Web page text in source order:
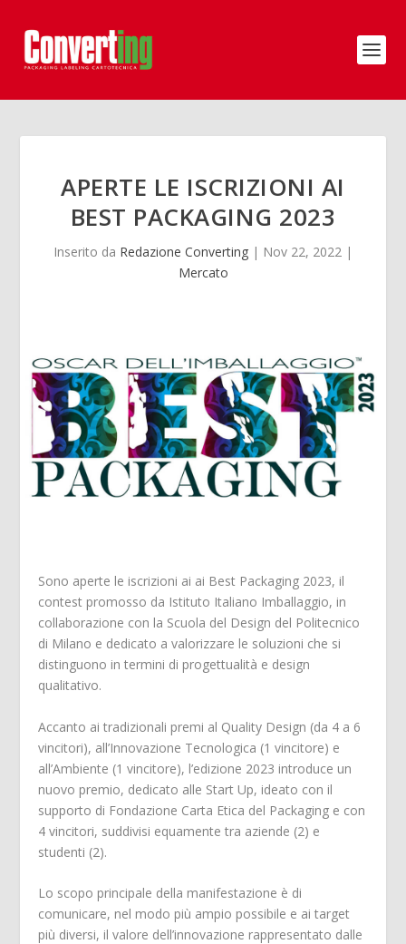
APERTE LE ISCRIZIONI AI
BEST PACKAGING 2023
Inserito da Redazione Converting | Nov 22, 2022 |
Mercato
Sono aperte le iscrizioni ai ai Best Packaging 2023, il
contest promosso da Istituto Italiano Imballaggio, in
collaborazione con la Scuola del Design del Politecnico
di Milano e dedicato a valorizzare le soluzioni che si
distinguono in termini di progettualità e design
qualitativo.
Accanto ai tradizionali premi al Quality Design (da 4 a 6
vincitori), all’Innovazione Tecnologica (1 vincitore) e
all’Ambiente (1 vincitore), l’edizione 2023 introduce un
nuovo premio, dedicato alle Start Up, ideato con il
supporto di Fondazione Carta Etica del Packaging e con
4 vincitori, suddivisi equamente tra aziende (2) e
studenti (2).
Lo scopo principale della manifestazione è di
comunicare, nel modo più ampio possibile e ai target
più diversi, il valore dell’innovazione rappresentato dalle